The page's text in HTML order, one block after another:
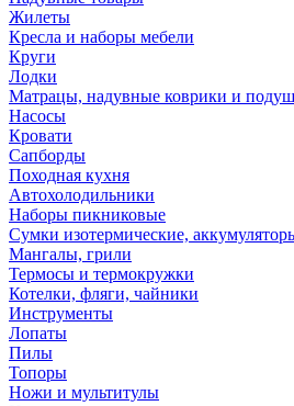
Жилеты
Кресла и наборы мебели
Круги
Лодки
Матрацы, надувные коврики и
Насосы
Кровати
Сапборды
Походная кухня
Автохолодильники
Наборы пикниковые
Сумки изотермические,
Мангалы, грили
Термосы и термокружки
Котелки, фляги, чайники
Инструменты
Лопаты
Пилы
Топоры
Ножи и мультитулы